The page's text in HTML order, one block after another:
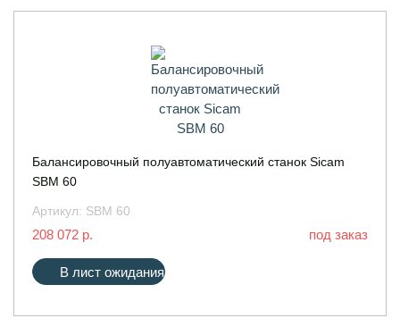
Балансировочный полуавтоматический станок Sicam
SBM 60
Артикул: SBM 60
208 072 р. под заказ
В лист ожидания